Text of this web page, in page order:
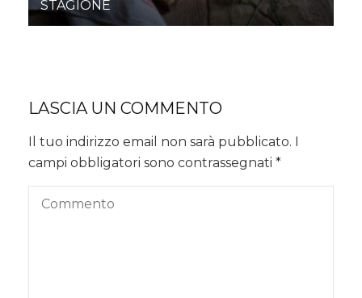
STAGIONE
LASCIA UN COMMENTO
Il tuo indirizzo email non sarà pubblicato. I
campi obbligatori sono contrassegnati *